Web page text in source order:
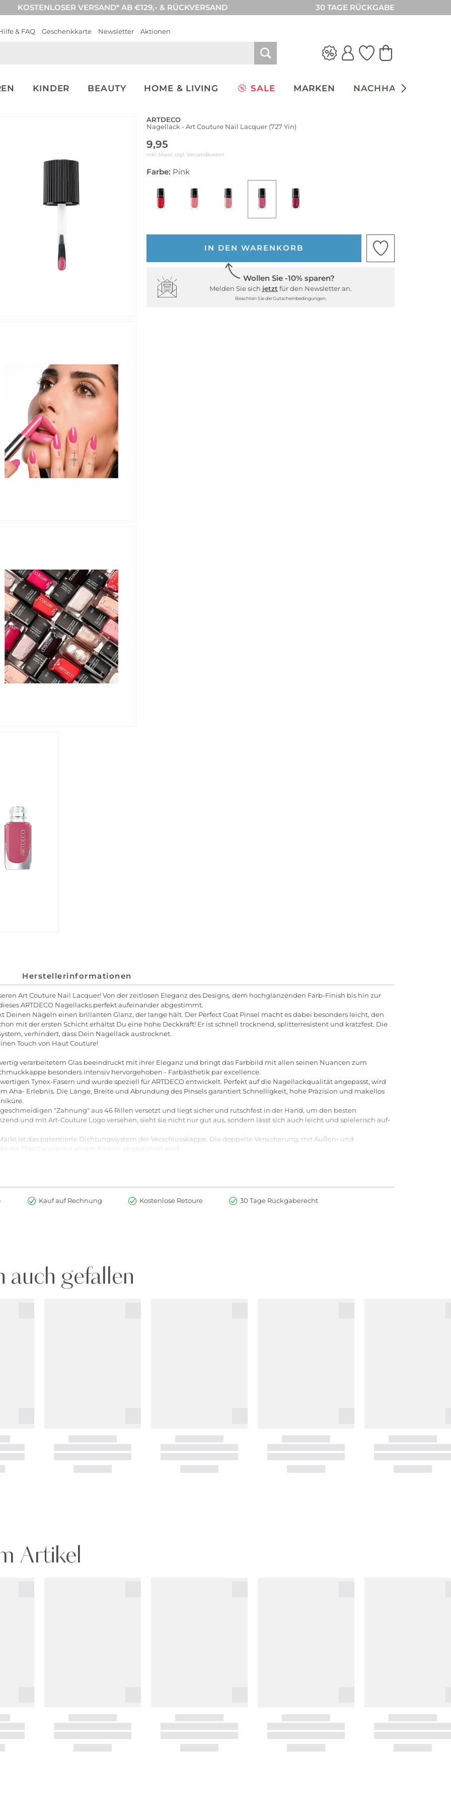
KOSTENLOSER VERSAND* AB €129,- & RÜCKVERSAND 30 TAGE RÜCKGABE
& FAQ Geschenkkarte Newsletter Aktionen
KINDER BEAUTY HOME & LIVING SALE MARKEN NACHHALTIGKEIT
ARTDECO
Nagellack - Art Couture Nail Lacquer (727 Yin)
9,95
inkl. Mwst zzgl. Versandkosten
Farbe: Pink
IN DEN WARENKORB
Wollen Sie -10% sparen?
Melden Sie sich jetzt für den Newsletter an.
Beachten Sie die Gutscheinbedingungen.
Herstellerinformationen
Art Couture Nail Lacquer! Von der zeitlosen Eleganz des Designs, dem hochglänzenden Farb-Finish bis hin zur
ARTDECO Nagellacks perfekt aufeinander abgestimmt.
Deinen Nägeln einen brillanten Glanz, der lange hält. Der Perfect Coat Pinsel macht es dabei besonders leicht, den
mit der ersten Schicht erhältst Du eine hohe Deckkraft! Er ist schnell trocknend, splitterresistent und kratzfest. Die
verhindert, dass Dein Nagellack austrocknet.
Touch von Haut Couture!
verarbeitetem Glas beeindruckt mit ihrer Eleganz und bringt das Farbbild mit allen seinen Nuancen zum
besonders intensiv hervorgehoben - Farbästhetik par excellence.
Tynex-Fasern und wurde speziell für ARTDECO entwickelt. Perfekt auf die Nagellackqualität angepasst, wird
Aha- Erlebnis. Die Länge, Breite und Abrundung des Pinsels garantiert Schnelligkeit, hohe Präzision und makellos
"Zahnung" aus 46 Rillen versetzt und liegt sicher und rutschfest in der Hand, um den besten
und mit Art-Couture Logo versehen, sieht sie nicht nur gut aus, sondern lässt sich auch leicht und spielerisch auf-
ist das patentierte Dichtungssystem der Verschlusskappe. Die doppelte Versicherung, mit Außen- und
die Flasche wie mit einem Korken abgedichtet wird.
Base Coat). Trage anschließend den Nagellack in 1-2 Schichten auf, je nach gewünschter Farbintensität.
DIOXIDE)
Kauf auf Rechnung Kostenlose Retoure 30 Tage Rückgaberecht
auch gefallen
Artikel